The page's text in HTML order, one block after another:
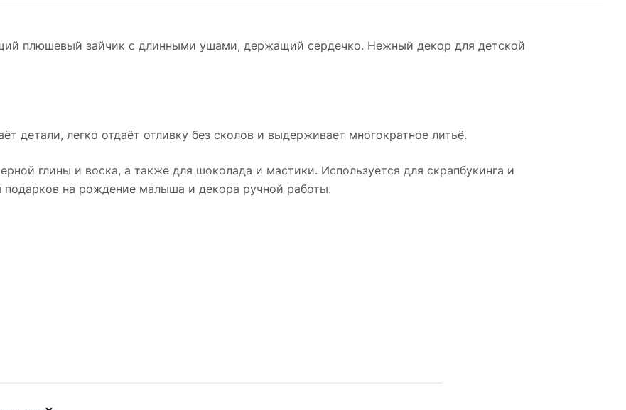
плюшевый зайчик с длинными ушами, держащий сердечко. Нежный декор для детской
детали, легко отдаёт отливку без сколов и выдерживает многократное литьё.
глины и воска, а также для шоколада и мастики. Используется для скрапбукинга и
на рождение малыша и декора ручной работы.